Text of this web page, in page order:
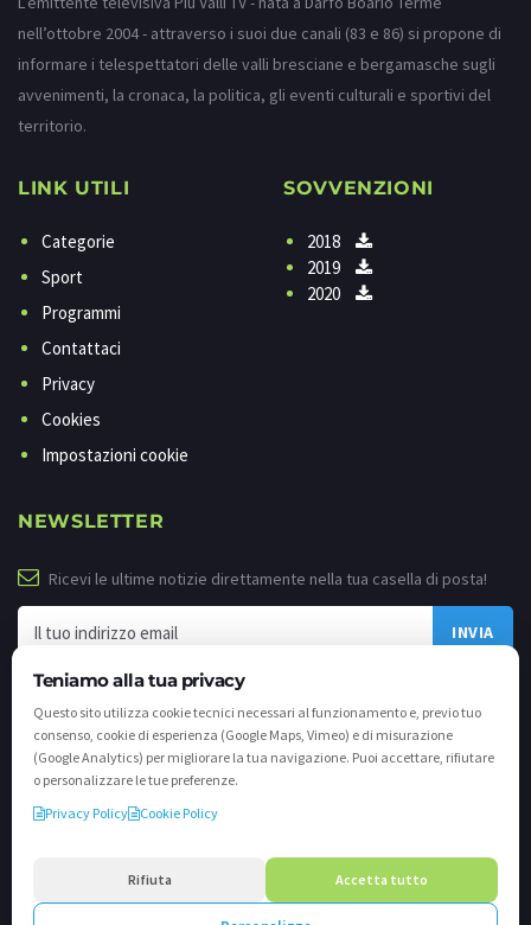
Teniamo alla tua privacy
Questo sito utilizza cookie tecnici necessari al funzionamento e, previo tuo
consenso, cookie di esperienza (Google Maps, Vimeo) e di misurazione
(Google Analytics) per migliorare la tua navigazione. Puoi accettare, rifiutare
o personalizzare le tue preferenze.
Privacy Policy
Cookie Policy
Rifiuta Accetta tutto
nell’ottobre 2004 - attraverso i suoi due canali (83 e 86) si propone di
informare i telespettatori delle valli bresciane e bergamasche sugli
avvenimenti, la cronaca, la politica, gli eventi culturali e sportivi del
territorio.
LINK UTILI
Categorie
Sport
Programmi
Contattaci
Privacy
Cookies
Impostazioni cookie
SOVVENZIONI
2018
2019
2020
NEWSLETTER
Ricevi le ultime notizie direttamente nella tua casella di posta!
Darfo Boario Terme (Bs) P.IVA e C.F. 02539810982 - REA / CCIAA (Bs) n. 458309
cap. soc. €894.900,00 i.v.